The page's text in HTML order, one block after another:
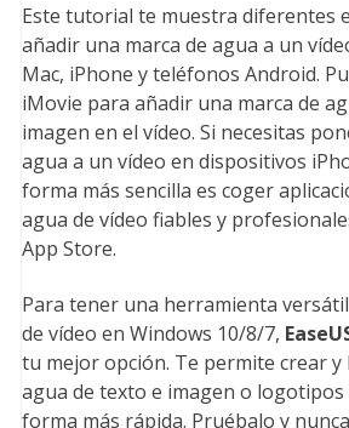
Este tutorial te muestra diferentes
añadir una marca de agua a un
Mac, iPhone y teléfonos Android.
iMovie para añadir una marca de
imagen en el vídeo. Si necesitas
agua a un vídeo en dispositivos
forma más sencilla es coger
agua de vídeo fiables y
App Store.
Para tener una herramienta
de vídeo en Windows 10/8/7,
tu mejor opción. Te permite crear y
agua de texto e imagen o logotipos
forma más rápida. Pruébalo y